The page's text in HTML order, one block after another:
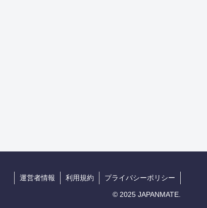
運営者情報 利用規約 プライバシーポリシー
© 2025 JAPANMATE.